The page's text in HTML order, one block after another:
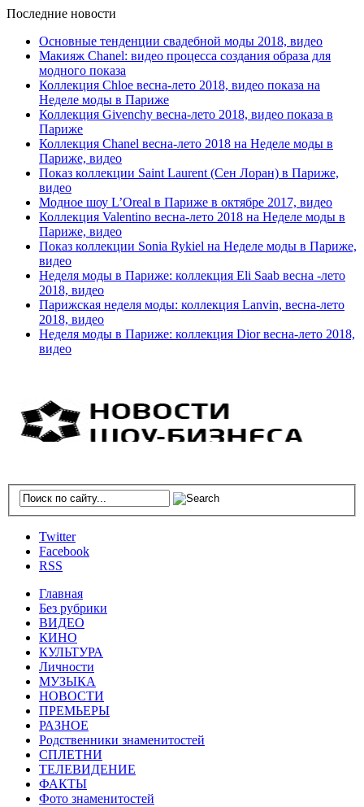
Последние новости
Основные тенденции свадебной моды 2018, видео
Макияж Chanel: видео процесса создания образа для
модного показа
Коллекция Chloe весна-лето 2018, видео показа на
Неделе моды в Париже
Коллекция Givenchy весна-лето 2018, видео показа в
Париже
Коллекция Chanel весна-лето 2018 на Неделе моды в
Париже, видео
Показ коллекции Saint Laurent (Сен Лоран) в Париже,
видео
Модное шоу L’Oreal в Париже в октябре 2017, видео
Коллекция Valentino весна-лето 2018 на Неделе моды в
Париже, видео
Показ коллекции Sonia Rykiel на Неделе моды в Париже,
видео
Неделя моды в Париже: коллекция Eli Saab весна -лето
2018, видео
Парижская неделя моды: коллекция Lanvin, весна-лето
2018, видео
Неделя моды в Париже: коллекция Dior весна-лето 2018,
видео
Twitter
Facebook
RSS
Главная
Без рубрики
ВИДЕО
КИНО
КУЛЬТУРА
Личности
МУЗЫКА
НОВОСТИ
ПРЕМЬЕРЫ
РАЗНОЕ
Родственники знаменитостей
СПЛЕТНИ
ТЕЛЕВИДЕНИЕ
ФАКТЫ
Фото знаменитостей